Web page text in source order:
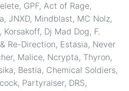
GPF, Act of Rage,
JNXD, Mindblast, MC Nolz,
Dj Mad Dog, F.
Re-Direction, Estasia, Never
Malice, Ncrypta, Thyron,
Bestia, Chemical Soldiers,
Partyraiser, DRS,